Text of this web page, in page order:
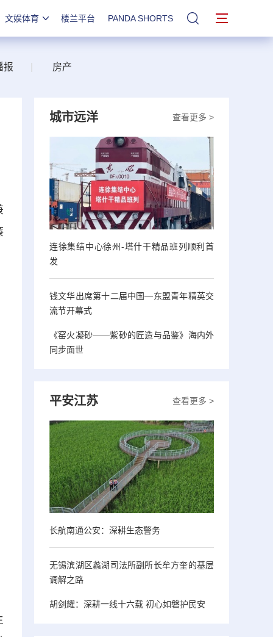
文娱体育 楼兰平台 PANDA SHORTS 站内搜索
报 房产
查看更多 >
城市远洋
连徐集结中心徐州-塔什干精品班列顺利首
发
钱文华出席第十二届中国—东盟青年精英交
流节开幕式
《窑火凝砂——紫砂的匠造与品鉴》海内外
同步面世
查看更多 >
平安江苏
长航南通公安：深耕生态警务
无锡滨湖区蠡湖司法所副所长牟方奎的基层
调解之路
胡剑耀：深耕一线十六载 初心如磐护民安